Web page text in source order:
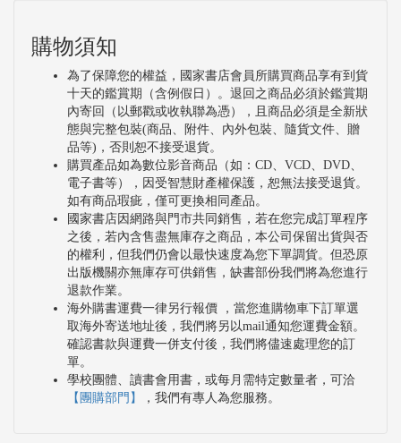
購物須知
為了保障您的權益，國家書店會員所購買商品享有到貨
十天的鑑賞期（含例假日）。退回之商品必須於鑑賞期
內寄回（以郵戳或收執聯為憑），且商品必須是全新狀
態與完整包裝(商品、附件、內外包裝、隨貨文件、贈
品等)，否則恕不接受退貨。
購買產品如為數位影音商品（如：CD、VCD、DVD、
電子書等），因受智慧財產權保護，恕無法接受退貨。
如有商品瑕疵，僅可更換相同產品。
國家書店因網路與門市共同銷售，若在您完成訂單程序
之後，若內含售盡無庫存之商品，本公司保留出貨與否
的權利，但我們仍會以最快速度為您下單調貨。但恐原
出版機關亦無庫存可供銷售，缺書部份我們將為您進行
退款作業。
海外購書運費一律另行報價 ，當您進購物車下訂單選
取海外寄送地址後，我們將另以mail通知您運費金額。
確認書款與運費一併支付後，我們將儘速處理您的訂
單。
學校團體、讀書會用書，或每月需特定數量者，可洽
【團購部門】
，我們有專人為您服務。